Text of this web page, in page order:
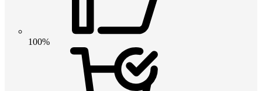
100%